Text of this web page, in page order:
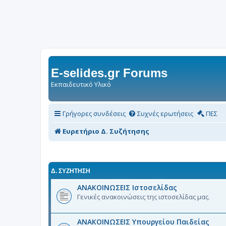
E-selides.gr Forums
Εκπαιδευτικό Υλικό
Γρήγορες συνδέσεις Συχνές ερωτήσεις ΠΕΣ
Ευρετήριο Δ. Συζήτησης
Δ. ΣΥΖΉΤΗΣΗ
ΑΝΑΚΟΙΝΩΣΕΙΣ Ιστοσελίδας
Γενικές ανακοινώσεις της ιστοσελίδας μας.
ΑΝΑΚΟΙΝΩΣΕΙΣ Υπουργείου Παιδείας